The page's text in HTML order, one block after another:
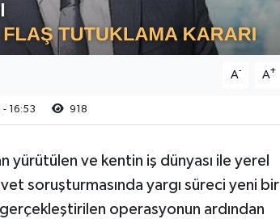
A- A+
16:53 918
yürütülen ve kentin iş dünyası ile yerel
soruşturmasında yargı süreci yeni bir
operasyonun ardından